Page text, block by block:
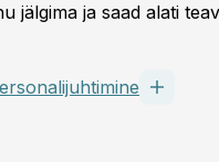
jälgima ja saad alati